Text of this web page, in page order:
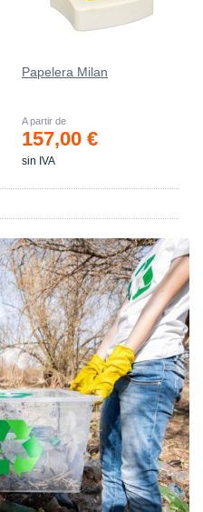
Papelera Milan
A partir de
157,00 €
sin IVA